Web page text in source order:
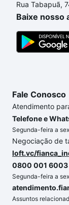
envolvidos
portal quanto
conte com a
sonhos com
Rua Tabapuã,
Baixe nosso
Fale Conosco
Atendimento
Telefone e
Segunda-feira a
Negociação de
loft.vc/
0800 001 6003
Segunda-feira a
Assuntos